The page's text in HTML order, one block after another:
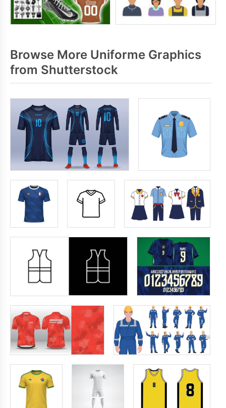
Browse More Uniforme Graphics
from Shutterstock